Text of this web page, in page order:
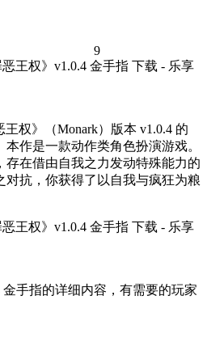
9
王权》（Monark）版本 v1.0.4 的
作是一款动作类角色扮演游戏。
存在借由自我之力发动特殊能力的
对抗，你获得了以自我与疯狂为粮
手指的详细内容，有需要的玩家